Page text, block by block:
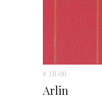
# 1R-00
Arlin